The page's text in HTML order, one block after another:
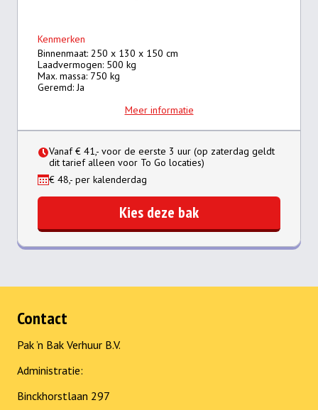
Kenmerken
Binnenmaat: 250 x 130 x 150 cm
Laadvermogen: 500 kg
Max. massa: 750 kg
Geremd: Ja
Meer informatie
Vanaf € 41,- voor de eerste 3 uur (op zaterdag geldt
dit tarief alleen voor To Go locaties)
€ 48,- per kalenderdag
Kies deze bak
Contact
Pak ’n Bak Verhuur B.V.
Administratie:
Binckhorstlaan 297